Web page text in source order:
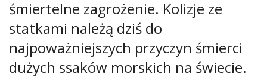
śmiertelne zagrożenie. Kolizje ze
statkami należą dziś do
najpoważniejszych przyczyn śmierci
dużych ssaków morskich na świecie.